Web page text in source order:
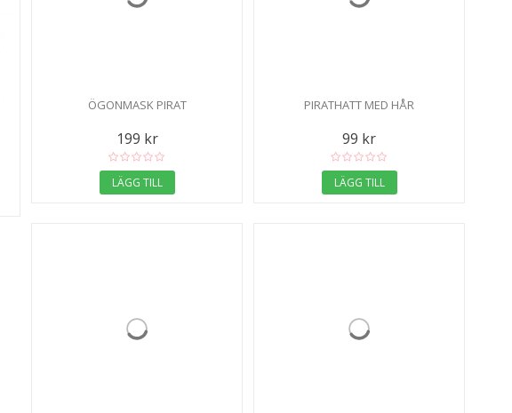
ÖGONMASK PIRAT
199 kr
LÄGG TILL
PIRATHATT MED HÅR
99 kr
LÄGG TILL